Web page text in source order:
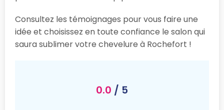
Consultez les témoignages pour vous faire une
idée et choisissez en toute confiance le salon qui
saura sublimer votre chevelure à Rochefort !
0.0 / 5